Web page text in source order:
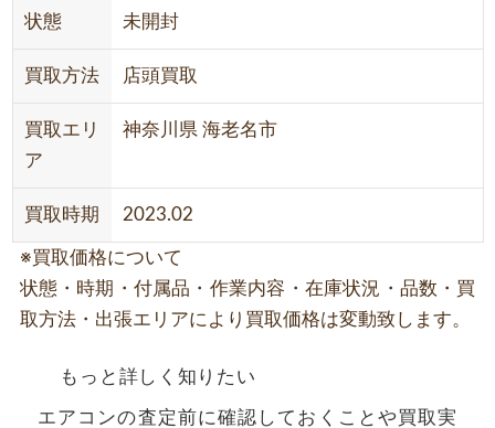
状態 未開封
買取方法 店頭買取
買取エリ
ア
神奈川県 海老名市
買取時期 2023.02
※買取価格について
状態・時期・付属品・作業内容・在庫状況・品数・買
取方法・出張エリアにより買取価格は変動致します。
もっと詳しく知りたい
エアコンの査定前に確認しておくことや買取実